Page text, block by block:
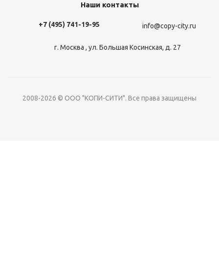
Наши контакты
+7 (495) 741-19-95 info@copy-city.ru
г. Москва , ул. Большая Косинская, д. 27
2008-2026 © ООО "КОПИ-СИТИ". Все права защищены